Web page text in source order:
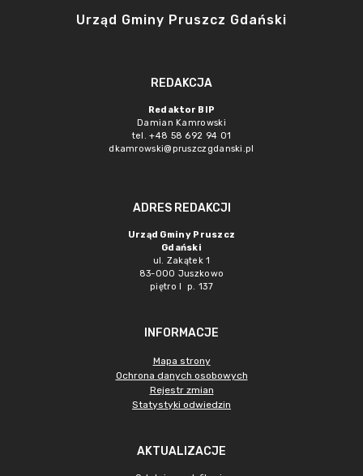
Urząd Gminy Pruszcz Gdański
REDAKCJA
Redaktor BIP
Damian Kamrowski
tel. +48 58 692 94 01
dkamrowski@pruszczgdanski.pl
ADRES REDAKCJI
Urząd Gminy Pruszcz
Gdański
ul. Zakątek 1
83-000 Juszkowo
piętro I p. 137
INFORMACJE
Mapa strony
Ochrona danych osobowych
Rejestr zmian
Statystyki odwiedzin
AKTUALIZACJE